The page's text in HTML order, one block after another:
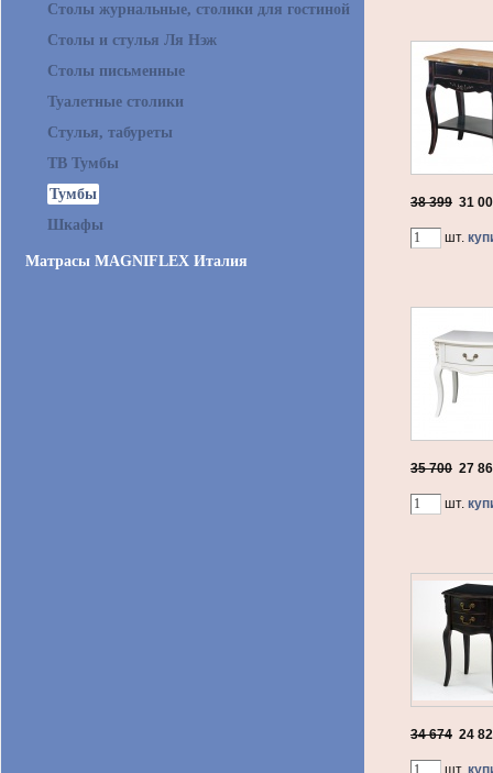
Столы журнальные, столики для гостиной
Столы и стулья Ля Нэж
Столы письменные
Туалетные столики
Стулья, табуреты
ТВ Тумбы
Тумбы
Шкафы
Матрасы MAGNIFLEX Италия
38 399 31
шт.
35 700 27
шт.
34 674 24
шт.